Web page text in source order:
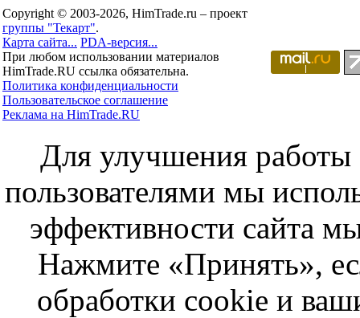
Copyright © 2003-2026, HimTrade.ru – проект
группы "Текарт".
Карта сайта... PDA-версия...
При любом использовании материалов
HimTrade.RU ссылка обязательна.
Политика конфиденциальности
Пользовательское соглашение
Реклама на HimTrade.RU
Для улучшения работы
пользователями мы
эффективности сайта
Нажмите «Принять»,
обработки cookie и